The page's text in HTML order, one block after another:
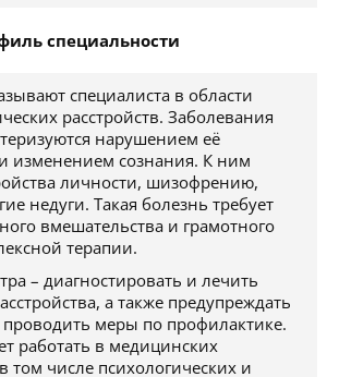
специальности
специалиста в области
расстройств. Заболевания
нарушением её
изменением сознания. К ним
личности, шизофрению,
недуги. Такая болезнь требует
вмешательства и грамотного
терапии.
– диагностировать и лечить
а также предупреждать
меры по профилактике.
работать в медицинских
том числе психологических и